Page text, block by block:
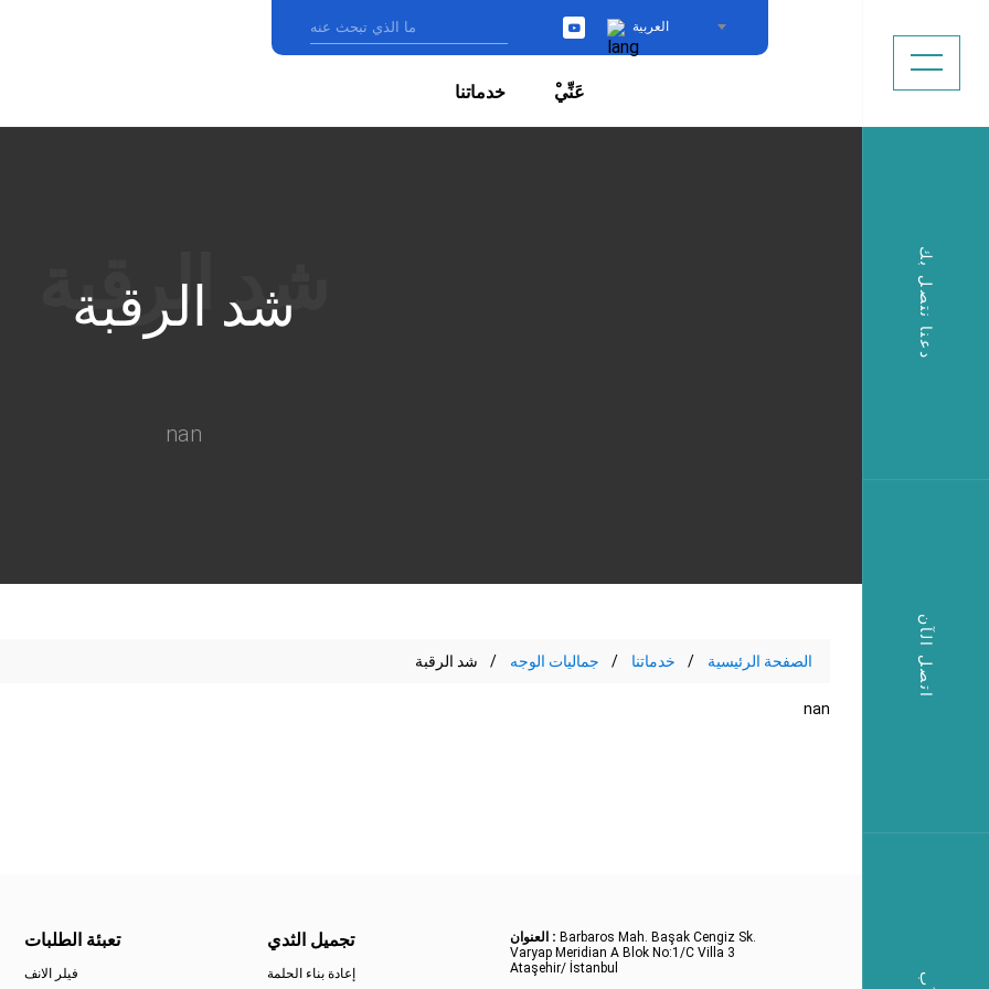
YouTubeالعربية
خدماتنا ْعَنِّي
دعنا نتصل بك
اتصل الآن
شد الرقبة
nan
الصفحة الرئيسية خدماتنا جماليات الوجه شد الرقبة
nan
تعبئة الطلبات
فيلر الانف
تجميل الثدي
إعادة بناء الحلمة
العنوان : Barbaros Mah. Başak Cengiz Sk.
Varyap Meridian A Blok No:1/C Villa 3
Ataşehir/ İstanbul